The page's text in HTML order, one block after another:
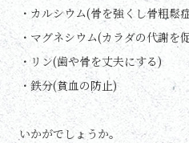
・カルシウム(骨を強くし骨粗鬆
・マグネシウム(カラダの代謝を
・リン(歯や骨を丈夫にする)
・鉄分(貧血の防止)
いかがでしょうか。